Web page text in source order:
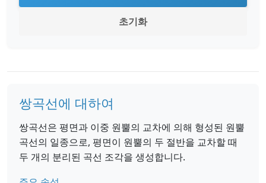
초기화
쌍곡선에 대하여
쌍곡선은 평면과 이중 원뿔의 교차에 의해 형성된 원뿔
곡선의 일종으로, 평면이 원뿔의 두 절반을 교차할 때
두 개의 분리된 곡선 조각을 생성합니다.